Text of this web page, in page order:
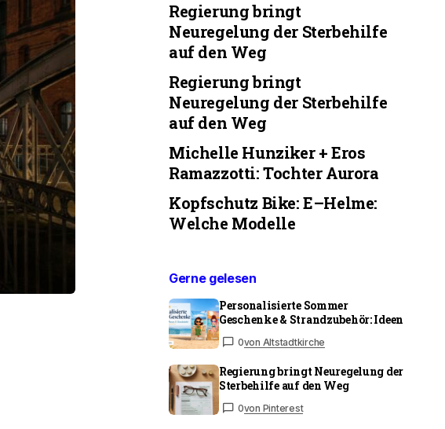
Regierung bringt
Neuregelung der Sterbehilfe
auf den Weg
Regierung bringt
Neuregelung der Sterbehilfe
auf den Weg
Michelle Hunziker + Eros
Ramazzotti: Tochter Aurora
Kopfschutz Bike: E–Helme:
Welche Modelle
Gerne gelesen
Personalisierte Sommer
Geschenke & Strandzubehör: Ideen
0von Altstadtkirche
Regierung bringt Neuregelung der
Sterbehilfe auf den Weg
0von Pinterest